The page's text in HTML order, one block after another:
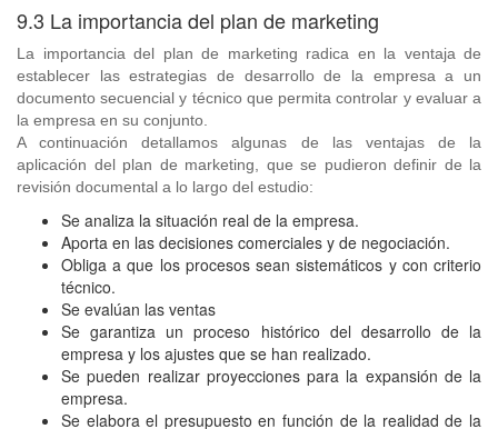
9.3 La importancia del plan de marketing
La importancia del plan de marketing radica en la ventaja de
establecer las estrategias de desarrollo de la empresa a un
documento secuencial y técnico que permita controlar y evaluar a
la empresa en su conjunto.
A continuación detallamos algunas de las ventajas de la
aplicación del plan de marketing, que se pudieron definir de la
revisión documental a lo largo del estudio:
Se analiza la situación real de la empresa.
Aporta en las decisiones comerciales y de negociación.
Obliga a que los procesos sean sistemáticos y con criterio
técnico.
Se evalúan las ventas
Se garantiza un proceso histórico del desarrollo de la
empresa y los ajustes que se han realizado.
Se pueden realizar proyecciones para la expansión de la
empresa.
Se elabora el presupuesto en función de la realidad de la